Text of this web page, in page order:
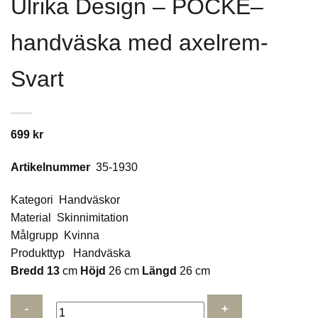
Ulrika Design – POCKE–
handväska med axelrem-
Svart
699 kr
Artikelnummer 35-1930
Kategori Handväskor
Material Skinnimitation
Målgrupp Kvinna
Produkttyp Handväska
Bredd 13 cm Höjd 26 cm Längd 26 cm